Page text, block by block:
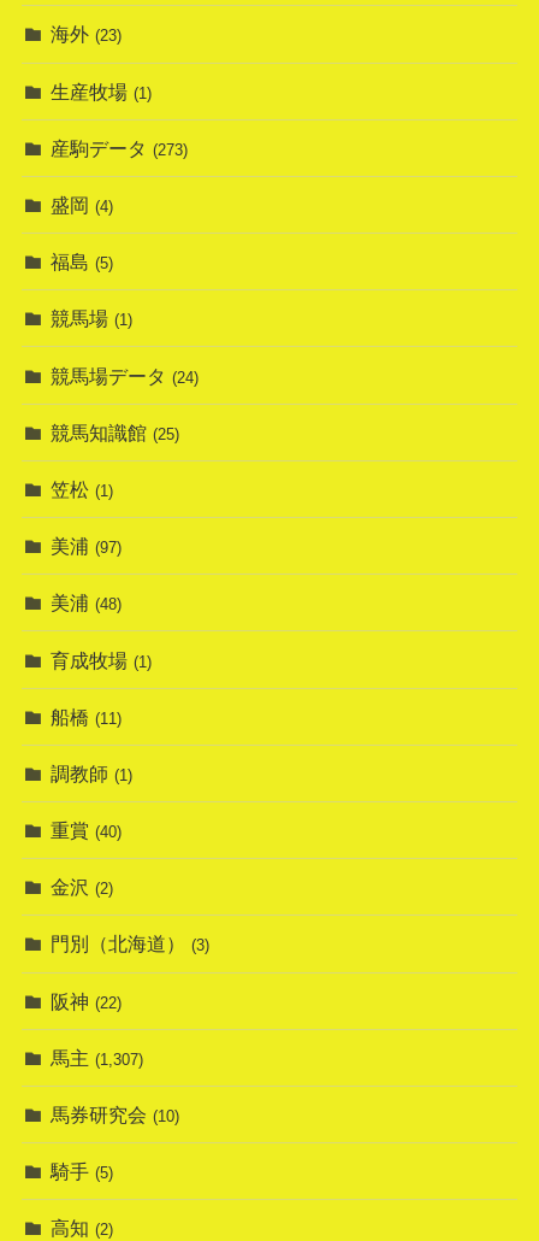
海外 (23)
生産牧場 (1)
産駒データ (273)
盛岡 (4)
福島 (5)
競馬場 (1)
競馬場データ (24)
競馬知識館 (25)
笠松 (1)
美浦 (97)
美浦 (48)
育成牧場 (1)
船橋 (11)
調教師 (1)
重賞 (40)
金沢 (2)
門別（北海道） (3)
阪神 (22)
馬主 (1,307)
馬券研究会 (10)
騎手 (5)
高知 (2)